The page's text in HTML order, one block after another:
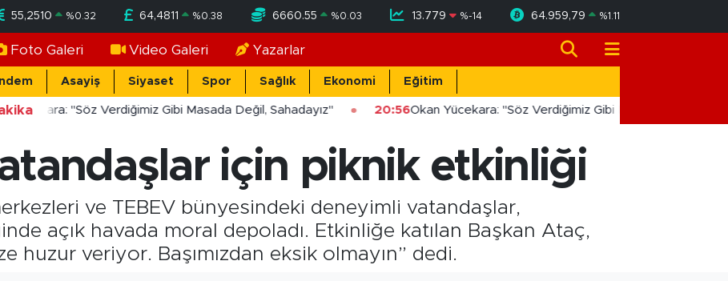
55,2510 %0.32 64,4811 %0.38 6660.55 %0.03 13.779 %-14 64.959,79 %1.11
Foto Galeri Video Galeri Yazarlar
Asayiş Siyaset Spor Sağlık Ekonomi Eğitim
Yücekara: "Söz Verdiğimiz Gibi Masada Değil, Sahadayız" 20:56Okan Yücekara: "Söz Verdiğimiz Gibi Masada Değil,
için piknik etkinliği
ve TEBEV bünyesindeki deneyimli vatandaşlar,
açık havada moral depoladı. Etkinliğe katılan Başkan Ataç,
huzur veriyor. Başımızdan eksik olmayın” dedi.